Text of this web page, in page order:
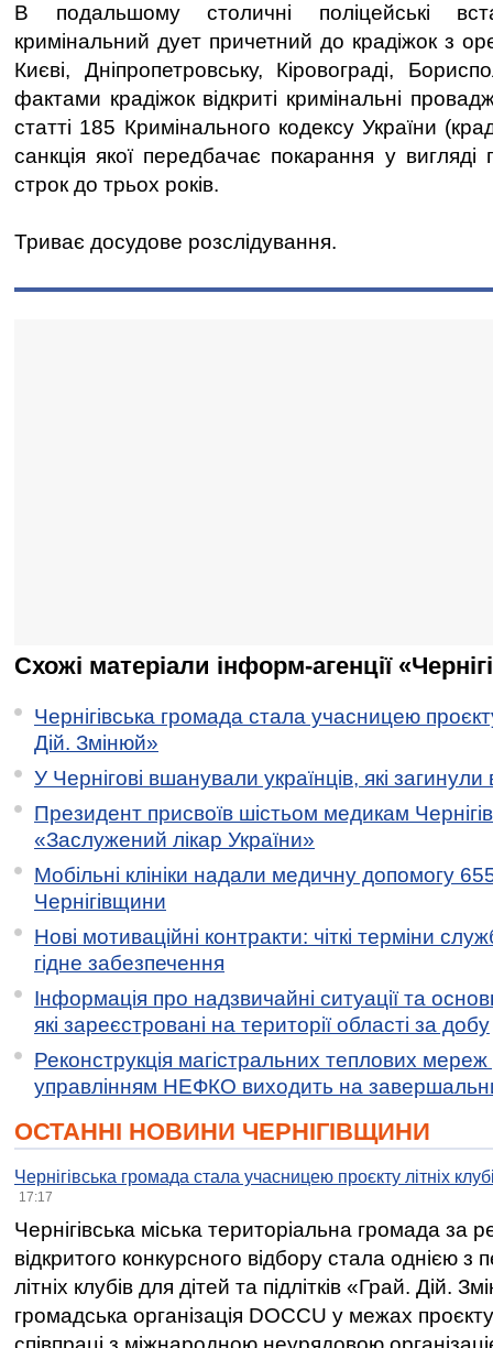
В подальшому столичні поліцейські
кримінальний дует причетний до крадіжок з
Києві, Дніпропетровську, Кіровограді,
фактами крадіжок відкриті кримінальні
статті 185 Кримінального кодексу України
санкція якої передбачає покарання у вигляді
строк до трьох років.
Триває досудове розслідування.
Схожі матеріали інформ-агенції
Чернігівська громада стала учасницею
Дій. Змінюй»
У Чернігові вшанували українців, які загинули
Президент присвоїв шістьом медикам
«Заслужений лікар України»
Мобільні клініки надали медичну допомогу
Чернігівщини
Нові мотиваційні контракти: чіткі терміни
гідне забезпечення
Інформація про надзвичайні ситуації та
які зареєстровані на території області за добу
Реконструкція магістральних теплових мереж
управлінням НЕФКО виходить на
ОСТАННІ НОВИНИ ЧЕРНІГІВЩИНИ
Чернігівська громада стала учасницею проєкту літніх
17:17
Чернігівська міська територіальна громада за
відкритого конкурсного відбору стала однією
літніх клубів для дітей та підлітків «Грай. Дій.
громадська організація DOCCU у межах